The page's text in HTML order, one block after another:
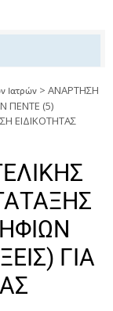
Ιατρών > ANAΡΤΗΣΗ
ΠΕΝΤΕ (5)
ΕΙΔΙΚΟΤΗΤΑΣ
ΓΙΑ